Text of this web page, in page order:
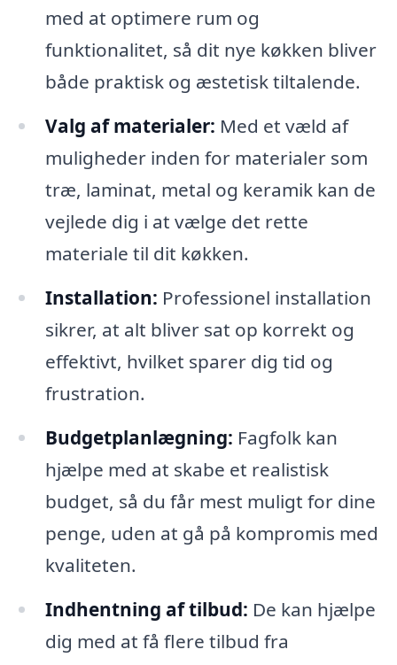
med at optimere rum og
funktionalitet, så dit nye køkken bliver
både praktisk og æstetisk tiltalende.
Valg af materialer: Med et væld af
muligheder inden for materialer som
træ, laminat, metal og keramik kan de
vejlede dig i at vælge det rette
materiale til dit køkken.
Installation: Professionel installation
sikrer, at alt bliver sat op korrekt og
effektivt, hvilket sparer dig tid og
frustration.
Budgetplanlægning: Fagfolk kan
hjælpe med at skabe et realistisk
budget, så du får mest muligt for dine
penge, uden at gå på kompromis med
kvaliteten.
Indhentning af tilbud: De kan hjælpe
dig med at få flere tilbud fra